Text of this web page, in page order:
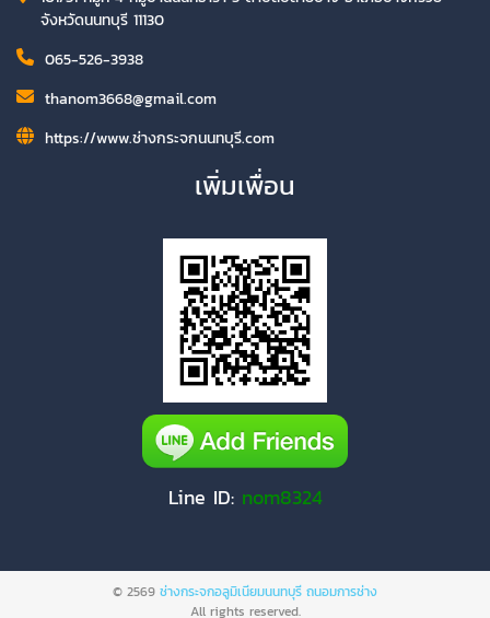
จังหวัดนนทบุรี 11130
065-526-3938
thanom3668@gmail.com
https://www.ช่างกระจกนนทบุรี.com
เพิ่มเพื่อน
Line ID: nom8324
© 2569 ช่างกระจกอลูมิเนียมนนทบุรี ถนอมการช่าง
All rights reserved.